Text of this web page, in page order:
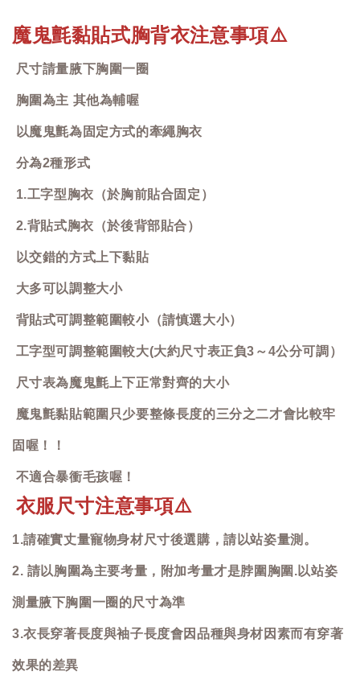
魔鬼氈黏貼式胸背衣注意事項⚠️
尺寸請量腋下胸圍一圈
胸圍為主 其他為輔喔
以魔鬼氈為固定方式的牽繩胸衣
分為2種形式
1.工字型胸衣（於胸前貼合固定）
2.背貼式胸衣（於後背部貼合）
以交錯的方式上下黏貼
大多可以調整大小
背貼式可調整範圍較小（請慎選大小）
工字型可調整範圍較大(大約尺寸表正負3～4公分可調）
尺寸表為魔鬼氈上下正常對齊的大小
魔鬼氈黏貼範圍只少要整條長度的三分之二才會比較牢
固喔！！
不適合暴衝毛孩喔！
衣服尺寸注意事項⚠️
1.請確實丈量寵物身材尺寸後選購，請以站姿量測。
2. 請以胸圍為主要考量，附加考量才是脖圍胸圍.以站姿
測量腋下胸圍一圈的尺寸為準
3.衣長穿著長度與袖子長度會因品種與身材因素而有穿著
效果的差異